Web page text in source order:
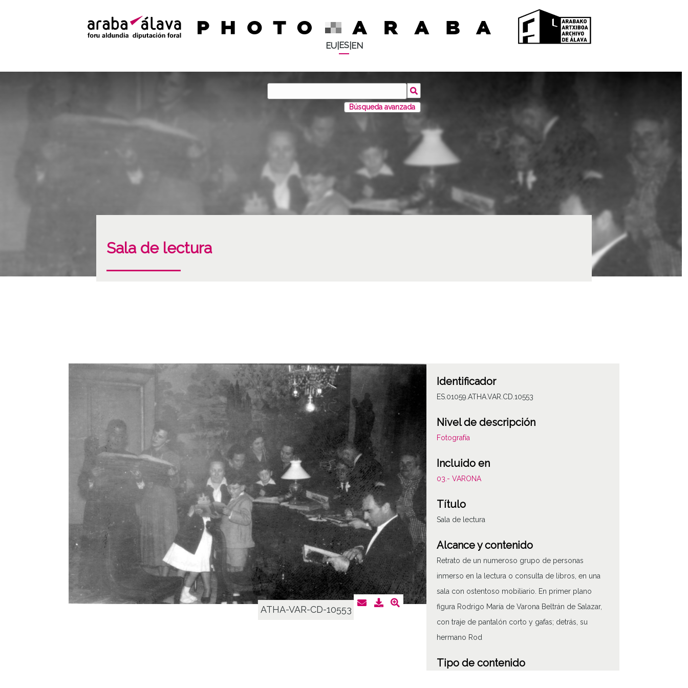
EU| ES| EN
Búsqueda avanzada
Sala de lectura
ATHA-VAR-CD-10553
Identificador
ES.01059.ATHA.VAR.CD.10553
Nivel de descripción
Fotografía
Incluido en
03.- VARONA
Título
Sala de lectura
Alcance y contenido
Retrato de un numeroso grupo de personas
inmerso en la lectura o consulta de libros, en una
sala con ostentoso mobiliario. En primer plano
figura Rodrigo María de Varona Beltrán de Salazar,
con traje de pantalón corto y gafas; detrás, su
hermano Rod
Tipo de contenido